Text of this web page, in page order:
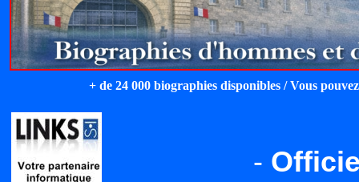
+ de 24 000 biographies disponibles / Vous
-